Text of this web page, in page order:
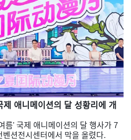
애니메이션의 달 성황리에 개
름' 국제 애니메이션의 달 행사가 7
션전시센터에서 막을 올렸다.